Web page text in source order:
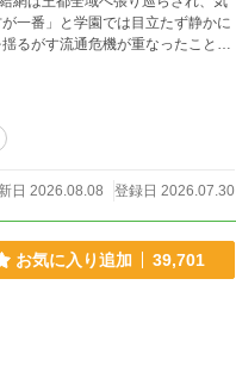
もな
筆・修正を施した作品です。
日 2026.08.08 登録日 2026.07.30
お気に入り追加 39,701